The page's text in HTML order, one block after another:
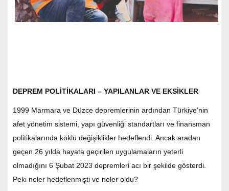
DEPREM POLİTİKALARI – YAPILANLAR VE EKSİKLER
1999 Marmara ve Düzce depremlerinin ardından Türkiye’nin
afet yönetim sistemi, yapı güvenliği standartları ve finansman
politikalarında köklü değişiklikler hedeflendi. Ancak aradan
geçen 26 yılda hayata geçirilen uygulamaların yeterli
olmadığını 6 Şubat 2023 depremleri acı bir şekilde gösterdi.
Peki neler hedeflenmişti ve neler oldu?